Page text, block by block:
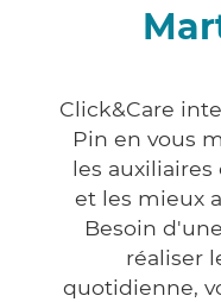
Click&Care
Pin en vous
les
et les mieux
Besoin
réaliser
quotidienne,